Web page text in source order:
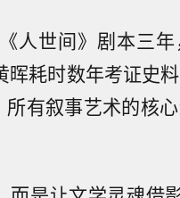
人世间》剧本三
耗时数年考证史
有叙事艺术的核